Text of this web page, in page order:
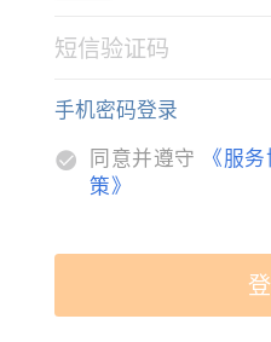
手机密码登录
同意并遵守
《服务
策》